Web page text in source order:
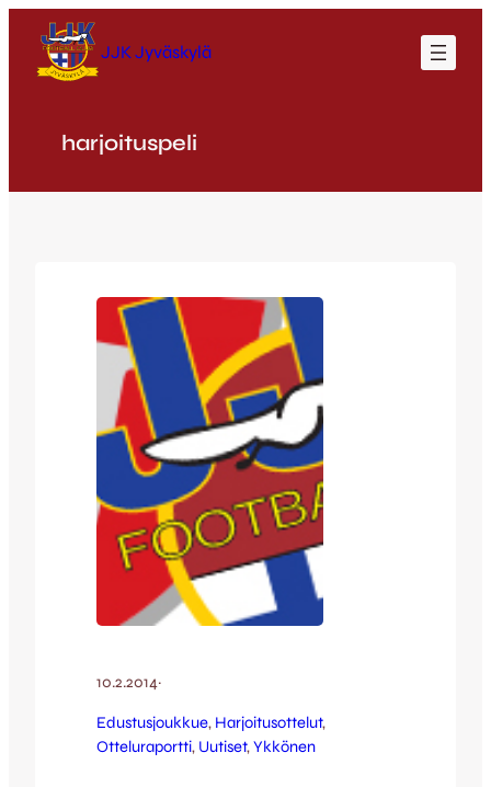
sisältöön
JJK Jyväskylä
harjoituspeli
10.2.2014·
Edustusjoukkue, Harjoitusottelut
Otteluraportti, Uutiset, Ykkönen